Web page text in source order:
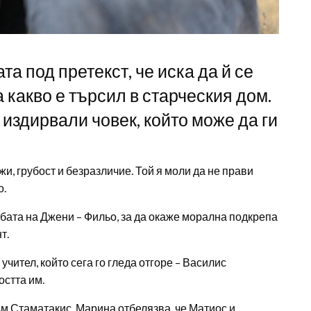
под претекст, че иска да й се
е търсил в старческия дом.
човек, който може да ги
грубост и безразличие. Той я моли да не прави
на Джени – Фильо, за да окаже морална подкрепа
който сега го гледа отгоре – Василис
им.
Стаматакис. Марина отбелязва, че Матиос и